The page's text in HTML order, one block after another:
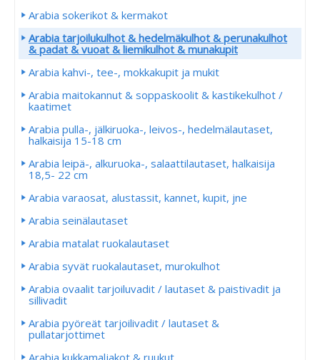
Arabia sokerikot & kermakot
Arabia tarjoilukulhot & hedelmäkulhot & perunakulhot
& padat & vuoat & liemikulhot & munakupit
Arabia kahvi-, tee-, mokkakupit ja mukit
Arabia maitokannut & soppaskoolit & kastikekulhot /
kaatimet
Arabia pulla-, jälkiruoka-, leivos-, hedelmälautaset,
halkaisija 15-18 cm
Arabia leipä-, alkuruoka-, salaattilautaset, halkaisija
18,5- 22 cm
Arabia varaosat, alustassit, kannet, kupit, jne
Arabia seinälautaset
Arabia matalat ruokalautaset
Arabia syvät ruokalautaset, murokulhot
Arabia ovaalit tarjoiluvadit / lautaset & paistivadit ja
sillivadit
Arabia pyöreät tarjoilivadit / lautaset &
pullatarjottimet
Arabia kukkamaljakot & ruukut